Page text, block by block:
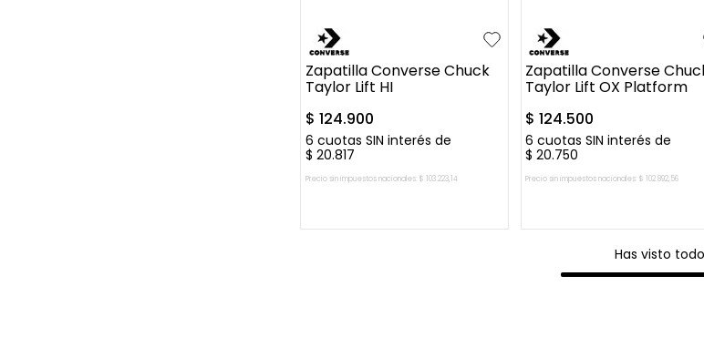
Zapatilla Converse Chuck
Taylor Lift HI
$ 124.900
6 cuotas SIN interés de
$ 20.817
Precio sin impuestos nacionales: $ 103.223,14
39
Zapatilla Converse
Taylor Lift OX Platform
$ 124.500
6 cuotas SIN interés de
$ 20.750
Precio sin impuestos nacionales: $ 102.892,56
Has visto